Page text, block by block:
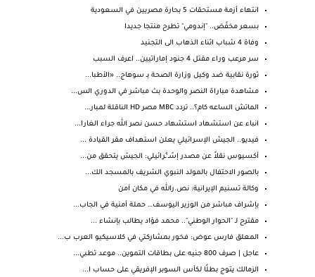
انتهاء أزمة مستحقات 5 بحارة مصريين في السعودية
بسعر مخفّض.. "إندومي" تطرح منتجا جديدا
وفاة 4 شباب اثناء الذهاب الى التجنيد
سر مرعب وراء مقتل 4 جنود إماراتيين.. اعرف السبب
ثورة نقابية ضد وكيل وزارة الصحة بـ سوهاج.. «الأطبا...
مشاهدة مباراة النصر والوحدة بث مباشر في الدوري الس...
الماتش الساعه كام؟.. تردد MBC مصر HD الناقلة لمبار...
انباء عن استشهاد استشهاد حسن نصر الله جراء الغارا...
فيديو.. الجيش الإسرائيلي يعلن استهداف مقر القيادة ...
أكسيوس نقلاً عن مصدر إسُـ‘ـُرائيلي: الجيش يتحقق من...
بالصور الاحتفال بالمولد النبوي الشريف بالمسجد الك...
وكالة تسنيم الإيرانية: نص.رالله في مكان آمن
بإشراف مباشر من الوزير اليوسف… حملة أمنية في الجاب...
مقترح لـ "الحوار الوطني".. محمد فؤاد يطالب بإنشاء ...
المعلق فارس عوض: فخور بمشاركتي في كلاسيكيو العرب ب...
عاجل | صرف 800 جنيه على بطاقات التموين.. موعد تطبي...
الزمالك يتوج بطلًا لكأس السوبر الإفريقي على حساب ا...